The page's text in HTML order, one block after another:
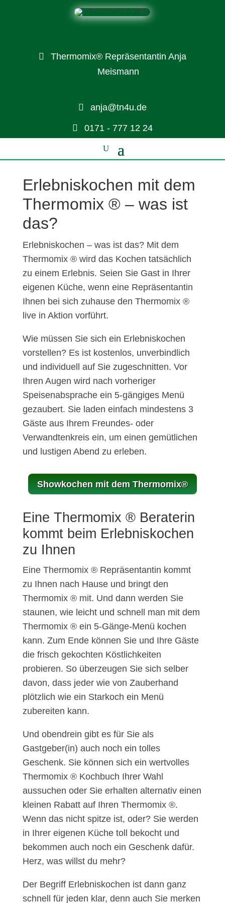
Thermomix® Repräsentantin Anja
Meismann
anja@tn4u.de
0171 - 777 12 24
Erlebniskochen mit dem
Thermomix ® – was ist
das?
Erlebniskochen – was ist das? Mit dem
Thermomix ® wird das Kochen tatsächlich
zu einem Erlebnis. Seien Sie Gast in Ihrer
eigenen Küche, wenn eine Repräsentantin
Ihnen bei sich zuhause den Thermomix ®
live in Aktion vorführt.
Wie müssen Sie sich ein Erlebniskochen
vorstellen? Es ist kostenlos, unverbindlich
und individuell auf Sie zugeschnitten. Vor
Ihren Augen wird nach vorheriger
Speisenabsprache ein 5-gängiges Menü
gezaubert. Sie laden einfach mindestens 3
Gäste aus Ihrem Freundes- oder
Verwandtenkreis ein, um einen gemütlichen
und lustigen Abend zu erleben.
Showkochen mit dem Thermomix®
Eine Thermomix ® Beraterin
kommt beim Erlebniskochen
zu Ihnen
Eine Thermomix ® Repräsentantin kommt
zu Ihnen nach Hause und bringt den
Thermomix ® mit. Und dann werden Sie
staunen, wie leicht und schnell man mit dem
Thermomix ® ein 5-Gänge-Menü kochen
kann. Zum Ende können Sie und Ihre Gäste
die frisch gekochten Köstlichkeiten
probieren. So überzeugen Sie sich selber
davon, dass jeder wie von Zauberhand
plötzlich wie ein Starkoch ein Menü
zubereiten kann.
Und obendrein gibt es für Sie als
Gastgeber(in) auch noch ein tolles
Geschenk. Sie können sich ein wertvolles
Thermomix ® Kochbuch Ihrer Wahl
aussuchen oder Sie erhalten alternativ einen
kleinen Rabatt auf Ihren Thermomix ®.
Wenn das nicht spitze ist, oder? Sie werden
in Ihrer eigenen Küche toll bekocht und
bekommen auch noch ein Geschenk dafür.
Herz, was willst du mehr?
Der Begriff Erlebniskochen ist dann ganz
schnell für jeden klar, denn auch Sie merken